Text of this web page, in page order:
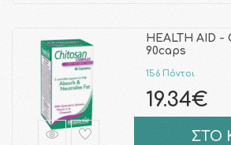
HEALTH AID -
90caps
156 Πόντοι
19.34€
ΣΤΟ